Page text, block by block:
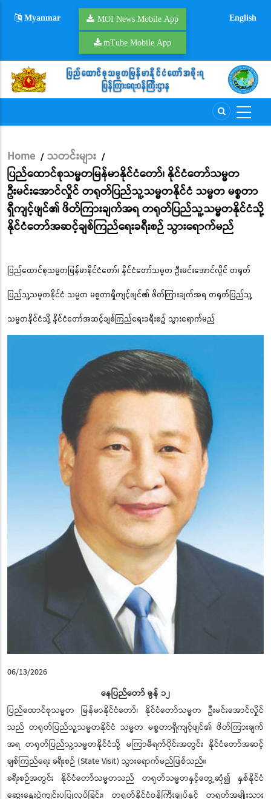
Myanmar MOI News Mobile App
mTube Mobile App
English
Breadcrumb
Home / သတင်းများ /
ပြည်ထောင်စုသမ္မတမြန်မာနိုင်ငံတော်၊ နိုင်ငံတော်သမ္မတ
ဦးမင်းအောင်လှိုင် တရုတ်ပြည်သူ့သမ္မတနိုင်ငံ သမ္မတ မစ္စတာ
ရှီကျင့်ဖျင်၏ ဖိတ်ကြားချက်အရ တရုတ်ပြည်သူ့သမ္မတနိုင်ငံသို့
နိုင်ငံတော်အဆင့်ချစ်ကြည်ရေးခရီးစဉ် သွားရောက်မည်
ပြည်ထောင်စုသမ္မတမြန်မာနိုင်ငံတော်၊ နိုင်ငံတော်သမ္မတ ဦးမင်းအောင်လှိုင် တရုတ်
ပြည်သူ့သမ္မတနိုင်ငံ သမ္မတ မစ္စတာရှီကျင့်ဖျင်၏ ဖိတ်ကြားချက်အရ တရုတ်ပြည်သူ့
သမ္မတနိုင်ငံသို့ နိုင်ငံတော်အဆင့်ချစ်ကြည်ရေးခရီးစဉ် သွားရောက်မည်
06/13/2026
နေပြည်တော် ဇွန် ၁၂
ပြည်ထောင်စုသမ္မတ မြန်မာနိုင်ငံတော်၊ နိုင်ငံတော်သမ္မတ ဦးမင်းအောင်လှိုင်
သည် တရုတ်ပြည်သူ့သမ္မတနိုင်ငံ သမ္မတ မစ္စတာရှီကျင့်ဖျင်၏ ဖိတ်ကြားချက်
အရ တရုတ်ပြည်သူ့သမ္မတနိုင်ငံသို့ မကြာမီရက်ပိုင်းအတွင်း နိုင်ငံတော်အဆင့်
ချစ်ကြည်ရေး ခရီးစဉ် (State Visit) သွားရောက်မည်ဖြစ်သည်။
ခရီးစဉ်အတွင်း နိုင်ငံတော်သမ္မတသည် တရုတ်သမ္မတနှင့်တွေ့ဆုံ၍ နှစ်နိုင်ငံ
ဆွေးနွေးပွဲကျင်းပပြုလုပ်ခြင်း၊ တရုတ်နိုင်ငံဝန်ကြီးချုပ်နှင့် တရုတ်အမျိုးသား